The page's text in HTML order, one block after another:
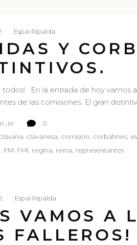
Espai Ripalda
Y
todos! En la entrada de hoy
de las comisiones. El gran
0
, clavariesa, comision, corbatines,
, FM, FMI, regina, reina, representantes
Espai Ripalda
VAMOS A
FALLEROS!